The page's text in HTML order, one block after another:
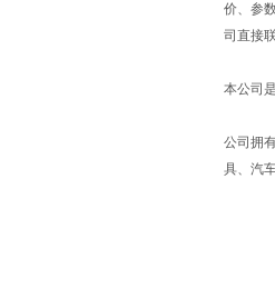
价、参
司直接联
本公司
公司拥
具、汽